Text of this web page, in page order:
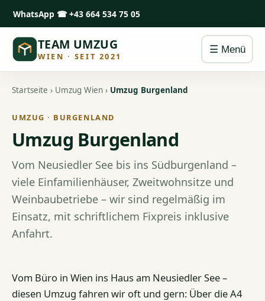
WhatsApp ☎ +43 664 534 75 05
TEAM UMZUG
WIEN · SEIT 2021
☰ Menü
Startseite › Umzug Wien › Umzug Burgenland
UMZUG · BURGENLAND
Umzug Burgenland
Vom Neusiedler See bis ins Südburgenland –
viele Einfamilienhäuser, Zweitwohnsitze und
Weinbaubetriebe – wir sind regelmäßig im
Einsatz, mit schriftlichem Fixpreis inklusive
Anfahrt.
Vom Büro in Wien ins Haus am Neusiedler See –
diesen Umzug fahren wir oft und gern: Über die A4